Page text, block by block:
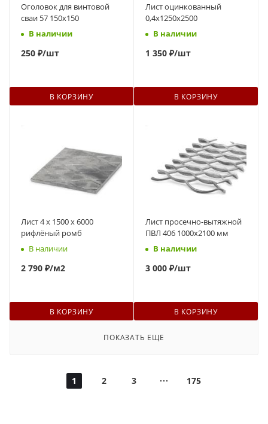
Оголовок для винтовой
сваи 57 150x150
В наличии
250 ₽/шт
В КОРЗИНУ
Лист оцинкованный
0,4x1250x2500
В наличии
1 350 ₽/шт
В КОРЗИНУ
Лист 4 х 1500 х 6000
рифлёный ромб
В наличии
2 790 ₽/м2
В КОРЗИНУ
Лист просечно-вытяжной
ПВЛ 406 1000х2100 мм
В наличии
3 000 ₽/шт
В КОРЗИНУ
ПОКАЗАТЬ ЕЩЕ
1 2 3 175